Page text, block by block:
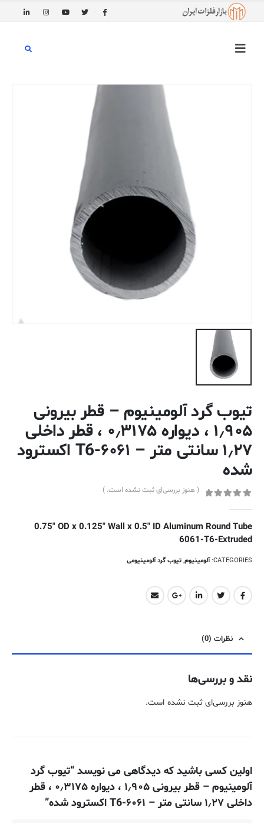
تیوب گرد آلومینیوم – قطر بیرونی
۱٫۹۰۵ ، دیواره ۰٫۳۱۷۵ ، قطر داخلی
۱٫۲۷ سانتی متر – ۶۰۶۱-T6 اکسترود
شده
( هنوز بررسی‌ای ثبت نشده است. )
0.75″ OD x 0.125″ Wall x 0.5″ ID Aluminum Round Tube
6061-T6-Extruded
CATEGORIES: آلومینیوم, تیوب گرد آلومینیومی
نظرات (0)
نقد و بررسی‌ها
هنوز بررسی‌ای ثبت نشده است.
اولین کسی باشید که دیدگاهی می نویسد “تیوب گرد
آلومینیوم – قطر بیرونی ۱٫۹۰۵ ، دیواره ۰٫۳۱۷۵ ، قطر
داخلی ۱٫۲۷ سانتی متر – ۶۰۶۱-T6 اکسترود شده”